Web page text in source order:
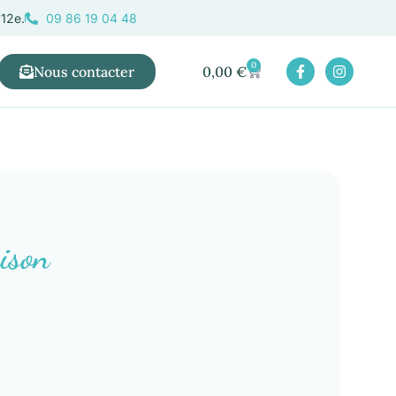
09 86 19 04 48
Nous contacter 0,00€ 0